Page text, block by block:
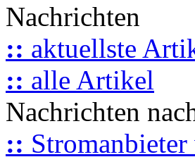
Nachrichten
:: aktuellste
:: alle Artikel
Nachrichten
:: Stromanbieter